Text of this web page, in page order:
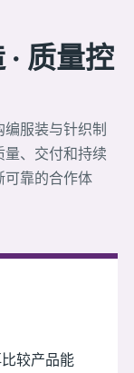
质量控
服装与针织制
、交付和持续
可靠的合作体
较产品能